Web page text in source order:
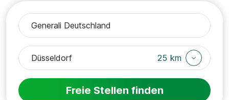
25 km
Freie Stellen finden